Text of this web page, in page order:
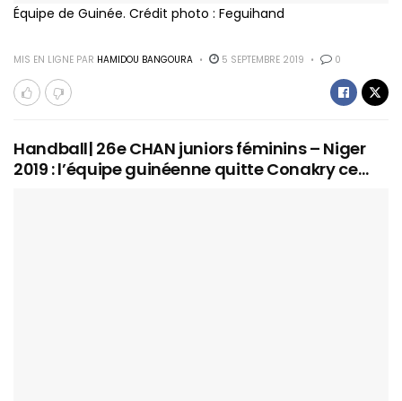
Équipe de Guinée. Crédit photo : Feguihand
MIS EN LIGNE PAR HAMIDOU BANGOURA 5 SEPTEMBRE 2019 0
Handball| 26e CHAN juniors féminins – Niger
2019 : l’équipe guinéenne quitte Conakry ce…